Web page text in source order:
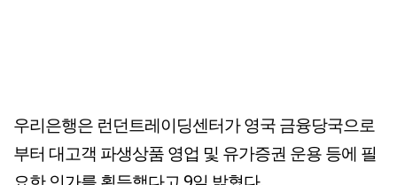
우리은행은 런던트레이딩센터가 영국 금융당국으로
부터 대고객 파생상품 영업 및 유가증권 운용 등에 필